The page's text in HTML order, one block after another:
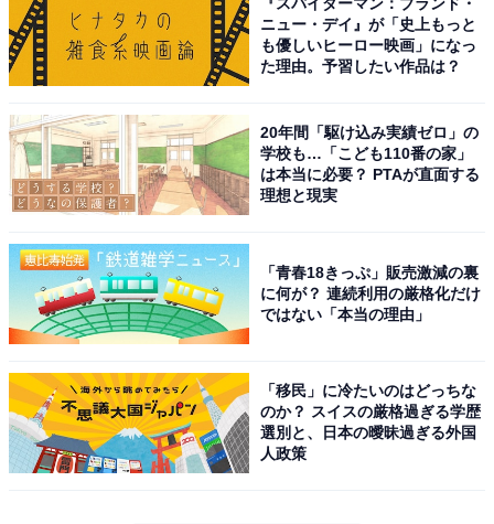
『スパイダーマン：ブランド・
ニュー・デイ』が「史上もっと
も優しいヒーロー映画」になっ
た理由。予習したい作品は？
20年間「駆け込み実績ゼロ」の
学校も…「こども110番の家」
は本当に必要？ PTAが直面する
理想と現実
「青春18きっぷ」販売激減の裏
に何が？ 連続利用の厳格化だけ
ではない「本当の理由」
「移民」に冷たいのはどっちな
のか？ スイスの厳格過ぎる学歴
選別と、日本の曖昧過ぎる外国
人政策